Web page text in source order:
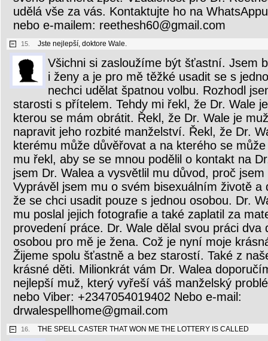
udělá vše za vás. Kontaktujte ho na
nebo e-mailem: reethesh60@gmail.com
15. Jste nejlepší, doktore Wale.
Všichni si zasloužíme být šťastní. Jsem
i ženy a je pro mě těžké usadit se s
nechci udělat špatnou volbu. Rozhodl
starosti s přítelem. Tehdy mi řekl, že Dr. Wale
kterou se mám obrátit. Řekl, že Dr. Wale je
napravit jeho rozbité manželství. Řekl, že Dr.
kterému může důvěřovat a na kterého se
mu řekl, aby se se mnou podělil o kontakt na
jsem Dr. Walea a vysvětlil mu důvod, proč
Vyprávěl jsem mu o svém bisexuálním životě a
že se chci usadit pouze s jednou osobou. Dr.
mu poslal jejich fotografie a také zaplatil za
provedení práce. Dr. Wale dělal svou práci dva
osobou pro mě je žena. Což je nyní moje
Žijeme spolu šťastně a bez starostí. Také z
krásné děti. Milionkrát vám Dr. Walea
nejlepší muž, který vyřeší váš manželský
nebo Viber: +2347054019402 Nebo e-mail:
drwalespellhome@gmail.com
16. THE SPELL CASTER THAT WON ME THE LOTTERY IS CALLED